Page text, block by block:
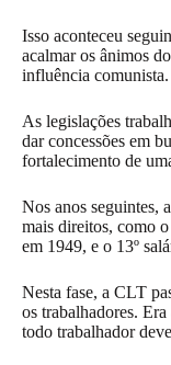
Isso aconteceu
acalmar os ânimos
influência comunista.
As legislações
dar concessões em
fortalecimento de
Nos anos seguintes,
mais direitos, como
em 1949, e o 13º
Nesta fase, a CLT
os trabalhadores.
todo trabalhador